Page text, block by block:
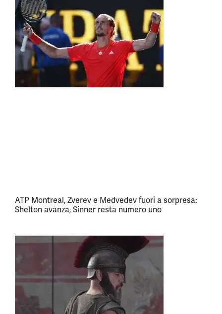
ATP Montreal, Zverev e Medvedev fuori a sorpresa:
Shelton avanza, Sinner resta numero uno